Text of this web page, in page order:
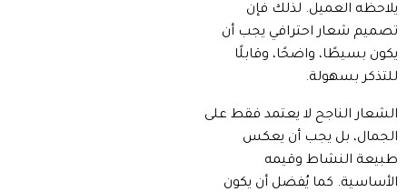
يلاحظه العميل. لذلك فإن
تصميم شعار احترافي يجب أن
يكون بسيطًا، واضحًا، وقابلًا
للتذكر بسهولة.
الشعار الناجح لا يعتمد فقط على
الجمال، بل يجب أن يعكس
طبيعة النشاط وقيمه
الأساسية. كما يُفضل أن يكون